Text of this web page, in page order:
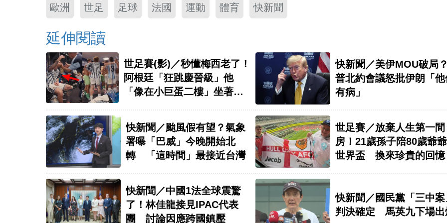
歐洲 世足 足球 法國 運動 體育 快新聞
延伸閱讀
世足賽(影)／秒懂梅西老了！
阿根廷「狂跳慶晉級」他
「像在小巨蛋二樓」坐著揮
快新聞／美伊MOU破局
普北約會議怒批伊朗「他
有病」
快新聞／颱風假有望？氣象
署曝「巴威」今晚開始北
轉 「這時間」最接近台灣
世足賽／放棄人生第一間
房！21歲孫子陪80歲爺
世界盃 換來珍貴的回憶
快新聞／中國1法全球震驚
了！林佳龍接見IPAC代表
團 討論因應跨國鎮壓
快新聞／國民黨「三中案
判決確定 馬英九下場出